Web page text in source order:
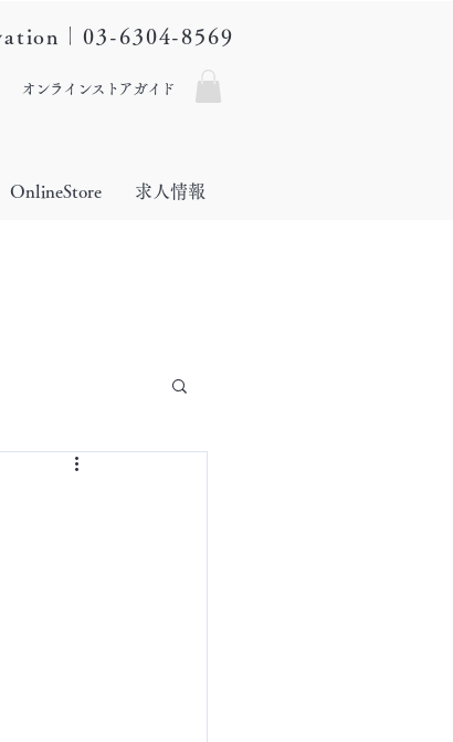
｜03-6304-8569
オンラインストアガイド
OnlineStore 求人情報